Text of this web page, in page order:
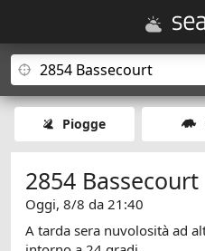
Piogge
2854 Bassecourt
Oggi, 8/8 da 21:40
A tarda sera nuvolosità ad